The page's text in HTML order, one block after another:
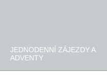
JEDNODENNÍ ZÁJEZDY A
ADVENTY